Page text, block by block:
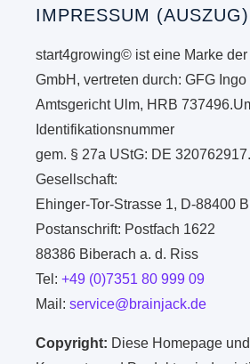
IMPRESSUM (AUSZUG)
start4growing© ist eine Marke
GmbH, vertreten durch: GFG
Amtsgericht Ulm, HRB
Identifikationsnummer
gem. § 27a UStG: DE
Gesellschaft:
Ehinger-Tor-Strasse 1, D-88400
Postanschrift: Postfach 1622
88386 Biberach a. d. Riss
Tel:+49 (0)7351 80 999 09
Mail:service@brainjack.de
Copyright: Diese Homepage